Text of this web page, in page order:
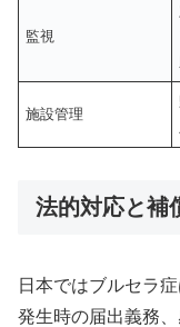
監視
施設管理
法的対応と補
日本ではブルセラ
発生時の届出義務